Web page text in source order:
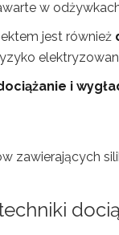
w
jest również
i
zawierających